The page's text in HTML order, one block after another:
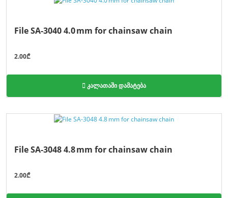
File SA-3040 4.0 mm for chainsaw chain
2.00₾
კალათაში დამატება
File SA-3048 4.8 mm for chainsaw chain
2.00₾